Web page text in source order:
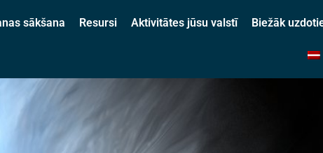
sākšana Resursi Aktivitātes jūsu valstī Biežāk